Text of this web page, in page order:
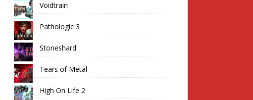
Voidtrain
Pathologic 3
Stoneshard
Tears of Metal
High On Life 2